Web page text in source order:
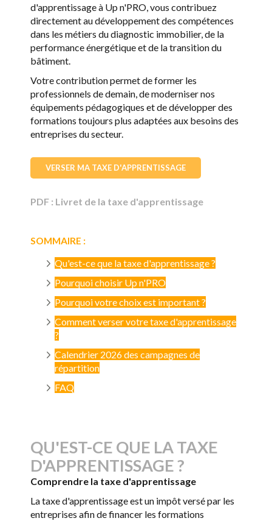
d'apprentissage à Up n'PRO, vous contribuez
directement au développement des compétences
dans les métiers du diagnostic immobilier, de la
performance énergétique et de la transition du
bâtiment.
Votre contribution permet de former les
professionnels de demain, de moderniser nos
équipements pédagogiques et de développer des
formations toujours plus adaptées aux besoins des
entreprises du secteur.
VERSER MA TAXE D'APPRENTISSAGE
PDF : Livret de la taxe d'apprentissage
SOMMAIRE :
Qu'est-ce que la taxe d'apprentissage ?
Pourquoi choisir Up n'PRO
Pourquoi votre choix est important ?
Comment verser votre taxe d'apprentissage
?
Calendrier 2026 des campagnes de
répartition
FAQ
QU'EST-CE QUE LA TAXE
D'APPRENTISSAGE ?
Comprendre la taxe d'apprentissage
La taxe d'apprentissage est un impôt versé par les
entreprises afin de financer les formations